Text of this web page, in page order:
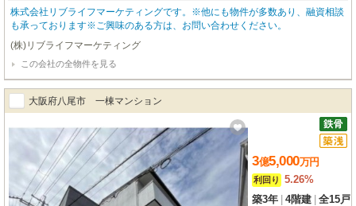
株式会社リブライフマーケティングです。※他にも物件が多数あり、融資相談
も承っております※ご興味のある方は、お問い合わせください。
(株)リブライフマーケティング
この会社の全物件を見る
大阪府八尾市 一棟マンション
3億5,000万円
利回り
5.26%
築3年 4階建 全15戸